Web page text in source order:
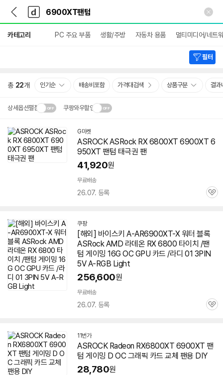
다
나
와
가
기
다
와
메
인
카테고리 PC 주요 부품 생활/주방 자동차 용품 멀티미디어/네트
필터
총 22개 인기순 배송비포함 가격대검색 상품구분 결과
상세옵션펼침 쿠팡와우할인
설치 환경·지역에 따라
배송·설치비가 달라집니다.닫
기
G마켓
ASROCK ASRock RX 6800XT 6900XT 6
950XT 팬텀 태극권 팬
41,920원
무료배송
26.07. 등록
관
쿠팡
[해외] 바이스키 A-AR6900XT-X 워터 블록
ASRock AMD 라데온 RX 6800 타이치 /팬
텀 게이밍 16G OC GPU 카드 /라디 01 3PIN
5V A-RGB Light
256,600원
무료배송
26.07. 등록
관
11번가
ASROCK Radeon RX6800XT 6900XT 팬
텀 게이밍 D OC 그래픽 카드 교체 팬용 DIY
28,780원